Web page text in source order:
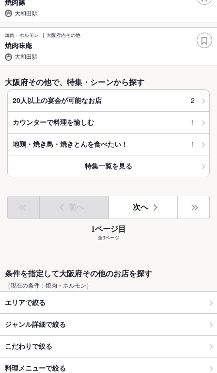
大和田駅
焼肉・ホルモン 大阪府内その他
焼肉味庵
大和田駅
大阪府その他で、特集・シーンから探す
20人以上の宴会が可能なお店 2
カウンターで料理を愉しむ 1
地鶏・焼き鳥・焼きとんを食べたい！ 1
特集一覧を見る
前へ 次へ
1ページ目
全3ページ
条件を指定して大阪府その他のお店を探す
（現在の条件：焼肉・ホルモン）
エリアで絞る
ジャンル詳細で絞る
こだわりで絞る
料理メニューで絞る